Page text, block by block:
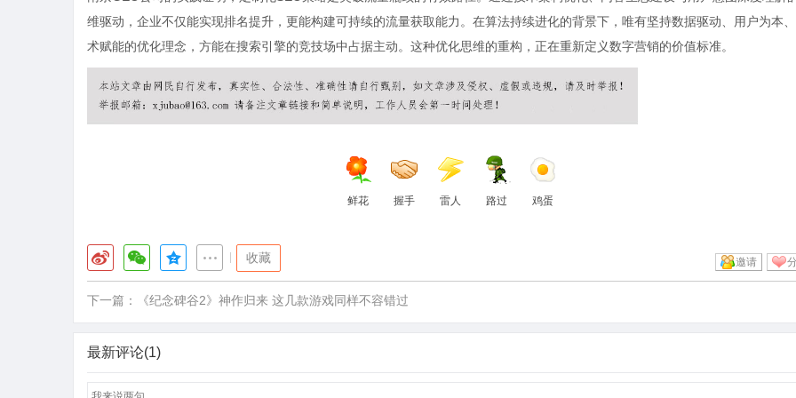
维驱动，企业不仅能实现排名提升，更能构建可持续的流量获取能力。在算法持续进化的背景下，唯有坚持数据驱动、用户为本
术赋能的优化理念，方能在搜索引擎的竞技场中占据主动。这种优化思维的重构，正在重新定义数字营销的价值标准。
鲜花 握手 雷人 路过 鸡蛋
收藏 邀请
下一篇： 《纪念碑谷2》神作归来 这几款游戏同样不容错过
最新评论(1)